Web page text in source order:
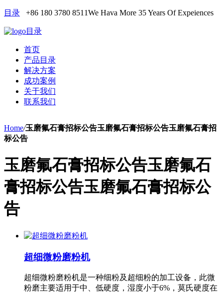
目录 +86 180 3780 8511We Hava More 35 Years Of Expeiences
目录
首页
产品目录
解决方案
成功案例
关于我们
联系我们
Home/玉磨氟石膏招标公告玉磨氟石膏招标公告玉磨氟石膏招
标公告
玉磨氟石膏招标公告玉磨氟石
膏招标公告玉磨氟石膏招标公
告
超细微粉磨粉机
超细微粉磨粉机是一种细粉及超细粉的加工设备，此微
粉磨主要适用于中、低硬度，湿度小于6%，莫氏硬度在